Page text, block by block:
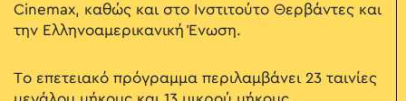
Cinemax, καθώς και στο Ινστιτούτο Θερβάντες και
την Ελληνοαμερικανική Ένωση.
Το επετειακό πρόγραμμα περιλαμβάνει 23 ταινίες